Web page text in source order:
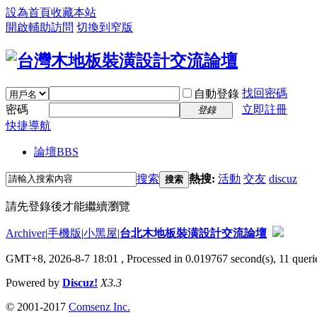
設為首頁收藏本站
開啟輔助訪問 切換到窄版
自動登錄 找回密碼
密碼
登錄
立即註冊
快捷導航
論壇BBS
搜索 搜索 熱搜: 活動 交友 discuz
請先登錄後才能繼續瀏覽
Archiver|手機版|小黑屋|台北木地板裝潢設計交流論壇
GMT+8, 2026-8-7 18:01 , Processed in 0.019767 second(s), 11
Powered by Discuz! X3.3
© 2001-2017 Comsenz Inc.